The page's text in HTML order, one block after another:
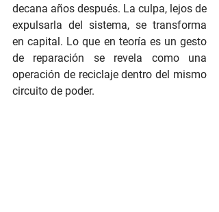
decana años después. La culpa, lejos de
expulsarla del sistema, se transforma
en capital. Lo que en teoría es un gesto
de reparación se revela como una
operación de reciclaje dentro del mismo
circuito de poder.